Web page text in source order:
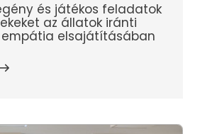
és játékos feladatok
az állatok iránti
empátia elsajátításában